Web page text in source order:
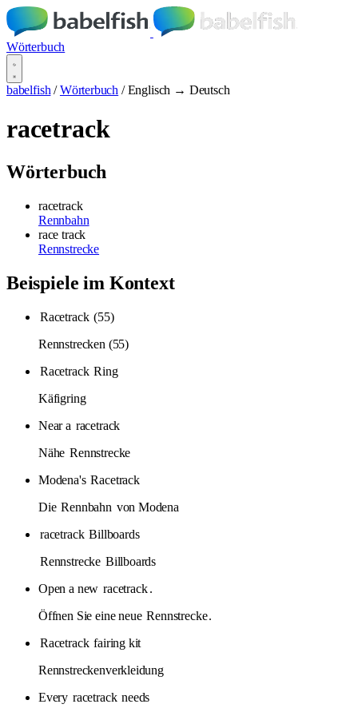
Wörterbuch
babelfish / Wörterbuch / Englisch → Deutsch
racetrack
Wörterbuch
racetrack
Rennbahn
race track
Rennstrecke
Beispiele im Kontext
Racetrack (55)
Rennstrecken (55)
Racetrack Ring
Käfigring
Near a racetrack
Nähe Rennstrecke
Modena's Racetrack
Die Rennbahn von Modena
racetrack Billboards
Rennstrecke Billboards
Open a new racetrack .
Öffnen Sie eine neue Rennstrecke.
Racetrack fairing kit
Rennstreckenverkleidung
Every racetrack needs